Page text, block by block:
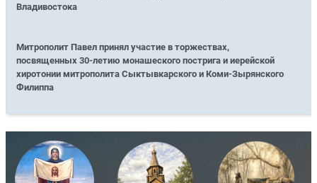
Владивостока
Митрополит Павел принял участие в торжествах,
посвященных 30-летию монашеского пострига и иерейской
хиротонии митрополита Сыктывкарского и Коми-Зырянского
Филиппа